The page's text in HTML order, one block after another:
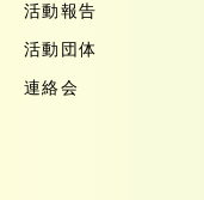
活動報告
活動団体
連絡会